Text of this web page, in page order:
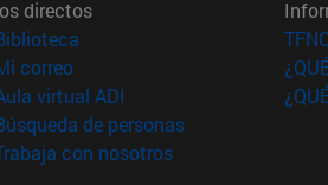
directos
(abre en nueva ventana)
correo(abre en nueva ventana)
virtual ADI (abre en nueva
de personas(abre en nueva
con nosotros(abre en nueva